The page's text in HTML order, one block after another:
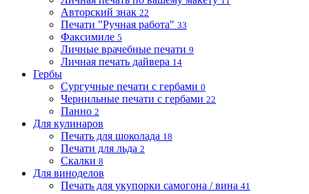
Авторский знак 22
Печати "Ручная работа" 33
Факсимиле 5
Личные врачебные печати 9
Личная печать дайвера 14
Гербы
Сургучные печати с гербами 0
Чернильные печати с гербами 22
Панно 2
Для кулинаров
Печать для шоколада 18
Печати для льда 2
Скалки 8
Для виноделов
Печать для укупорки самогона / вина 41